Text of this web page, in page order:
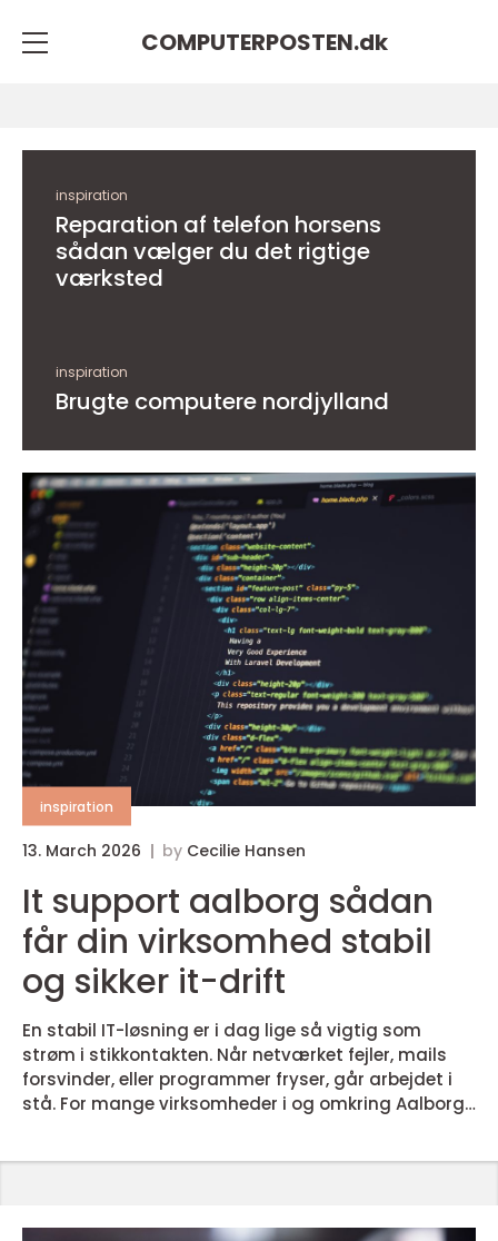
COMPUTERPOSTEN.dk
inspiration
Reparation af telefon horsens
sådan vælger du det rigtige
værksted
inspiration
Brugte computere nordjylland
inspiration
13. March 2026 by Cecilie Hansen
It support aalborg sådan
får din virksomhed stabil
og sikker it-drift
En stabil IT-løsning er i dag lige så vigtig som
strøm i stikkontakten. Når netværket fejler, mails
forsvinder, eller programmer fryser, går arbejdet i
stå. For mange virksomheder i og omkring Aalborg
meget om at forebygge problemer, sikre dri...